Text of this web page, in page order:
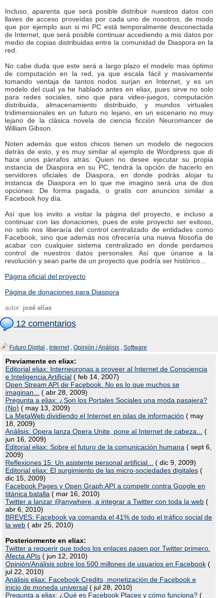
Incluso, aparenta que será posible distribuir nuestros datos con
llaves de acceso proveídas por cada uno de nosotros, de modo
que por ejemplo aun si mi PC está temporalmente desconectada
de Internet, que será posible continuar accediendo a mis datos por
medio de copias distribuidas entre la comunidad de Diaspora en la
red.
No cabe duda que este será a largo plazo el modelo mas óptimo
de computación en la red, ya que escala fácil y masivamente
tomando ventaja de tantos nodos surjan en Internet, y es un
modelo del cual ya he hablado antes en eliax, pues sirve no solo
para redes sociales, sino que para video-juegos, computación
distribuida, almacenamiento distribuido, y mundos virtuales
tridimensionales en un futuro no lejano, en un escenario no muy
lejano de la clásica novela de ciencia ficción Neuromancer de
William Gibson.
Noten además que estos chicos tienen un modelo de negocios
detrás de esto, y es muy similar al ejemplo de Wordpress que di
hace unos párrafos atrás: Quien no desee ejecutar su propia
instancia de Diaspora en su PC, tendrá la opción de hacerlo en
servidores oficiales de Diaspora, en donde podrás alojar tu
instancia de Diaspora en lo que me imagino será una de dos
opciones: De forma pagada, o gratis con anuncios similar a
Facebook hoy día.
Así que los invito a visitar la página del proyecto, e incluso a
continuar con las donaciones, pues de este proyecto ser exitoso,
no solo nos liberaría del control centralizado de entidades como
Facebook, sino que además nos ofrecería una nueva filosofía de
acabar con cualquier sistema centralizado en donde perdamos
control de nuestros datos personales. Así que únanse a la
revolución y sean parte de un proyecto que podría ser histórico...
Página oficial del proyecto
Página de donaciones para Diaspora
autor: josé elías
12 comentarios
Futuro Digital , Internet, Opinión / Análisis , Software
Previamente en eliax:
Editorial eliax: Interneuronas a proveer al Internet de Consciencia
e Inteligencia Artificial ( feb 14, 2007)
Open Stream API de Facebook. No es lo que muchos se
imaginan...
( abr 28, 2009)
Pregunta a eliax: ¿Son los Portales Sociales una moda pasajera?
(No) ( may 13, 2009)
La MetaWeb dividiendo el Internet en islas de información ( may
18, 2009)
Análisis: Opera lanza Opera Unite, pone al Internet de cabeza...
(
jun 16, 2009)
Editorial eliax: Sobre el futuro de la comunicación humana ( sept 6,
2009)
Reflexiones 15: Un asistente personal artificial...
( dic 9, 2009)
Editorial eliax: El surgimiento de las micro-sociedades digitales (
dic 15, 2009)
Facebook Pages y Open Graph API a competir contra Google en
titánica batalla ( mar 16, 2010)
Twitter a lanzar @anywhere, a integrar a Twitter con toda la web (
abr 6, 2010)
BREVES: Facebook ya comanda el 41% de todo el tráfico social de
la web ( abr 25, 2010)
Posteriormente en eliax:
Twitter a requerir que todos los enlaces pasen por Twitter primero.
Afecta APIs ( jun 12, 2010)
Opinión/Análisis sobre los 500 millones de usuarios en Facebook (
jul 22, 2010)
Análisis eliax: Facebook Credits, monetización de Facebook e
inicio de moneda universal ( jul 28, 2010)
Pregunta a eliax: ¿Qué es Facebook Places y cómo funciona? (